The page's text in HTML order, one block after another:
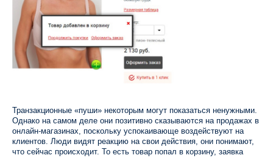
Транзакционные «пуши» некоторым могут показаться ненужными.
Однако на самом деле они позитивно сказываются на продажах в
онлайн-магазинах, поскольку успокаивающе воздействуют на
клиентов. Люди видят реакцию на свои действия, они понимают,
что сейчас происходит. То есть товар попал в корзину, заявка